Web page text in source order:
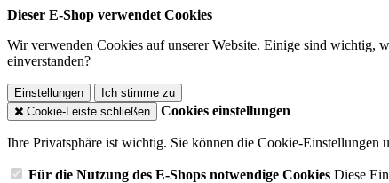
Dieser E-Shop verwendet Cookies
Wir verwenden Cookies auf unserer Website. Einige sind wichtig,
einverstanden?
Einstellungen
Ich stimme zu
Cookie-Leiste schließen
Cookies einstellungen
Ihre Privatsphäre ist wichtig. Sie können die Cookie-Einstellungen
Für die Nutzung des E-Shops notwendige Cookies Diese